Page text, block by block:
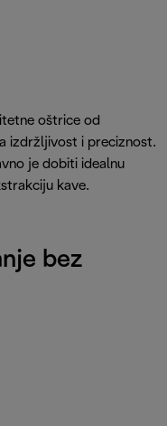
oštrice od
izdržljivost i preciznost.
je dobiti idealnu
kave.
bez